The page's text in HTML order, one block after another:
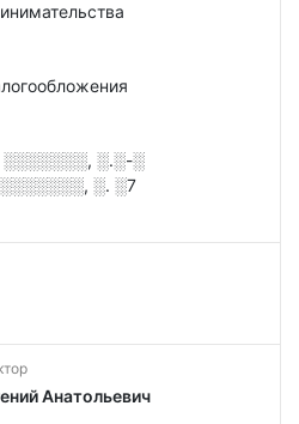
░.░-░
░. ░7
Анатольевич